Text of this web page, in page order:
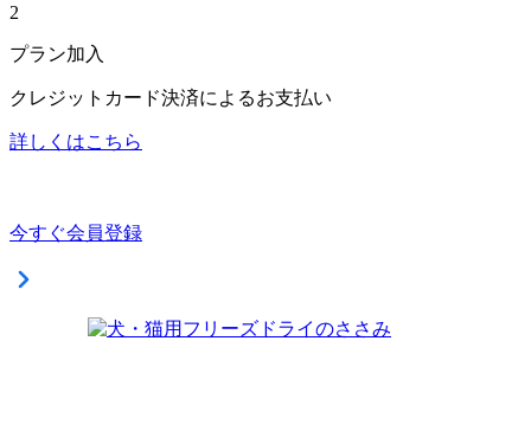
2
プラン加入
クレジットカード決済によるお支払い
詳しくはこちら
今すぐ会員登録